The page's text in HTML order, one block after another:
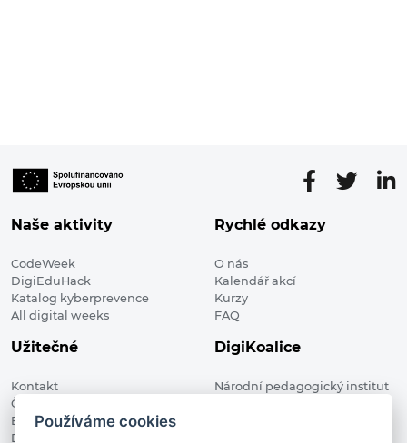
Naše aktivity
CodeWeek
DigiEduHack
Katalog kyberprevence
All digital weeks
Rychlé odkazy
O nás
Kalendář akcí
Kurzy
FAQ
Užitečné
Kontakt
Členské organizace
Blog
Digitalizace ve vzdělávání
DigiKoalice
Národní pedagogický institut
Používáme cookies